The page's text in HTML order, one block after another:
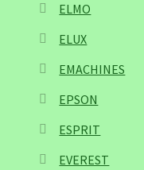
ELMO
ELUX
EMACHINES
EPSON
ESPRIT
EVEREST